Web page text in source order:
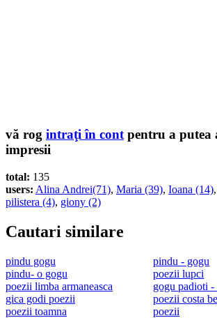
vă rog intraţi în cont pentru a putea
impresii
total: 135
users: Alina Andrei(71), Maria (39), Ioana (14),
pilistera (4), giony (2)
Cautari similare
pindu gogu
pindu - gogu
pindu- o gogu
poezii lupci
poezii limba armaneasca
gogu padioti -
gica godi poezii
poezii costa
poezii toamna
poezii